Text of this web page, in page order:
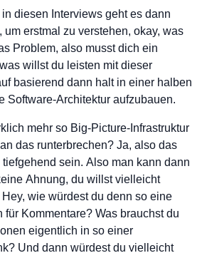
in diesen Interviews geht es dann
um erstmal zu verstehen, okay, was
Problem, also musst dich ein
was willst du leisten mit dieser
basierend dann halt in einer halben
Software-Architektur aufzubauen.
mehr so Big-Picture-Infrastruktur
das runterbrechen? Ja, also das
tiefgehend sein. Also man kann dann
Ahnung, du willst vielleicht
Hey, wie würdest du denn so eine
für Kommentare? Was brauchst du
eigentlich in so einer
Und dann würdest du vielleicht